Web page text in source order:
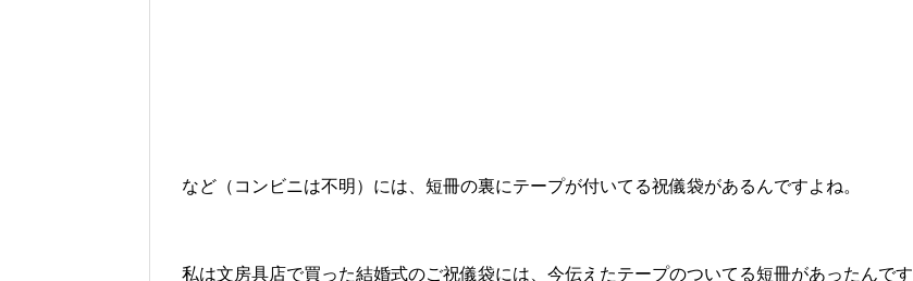
など（コンビニは不明）には、短冊の裏にテープが付いてる祝儀袋があるんですよね。
私は文房具店で買った結婚式のご祝儀袋には、今伝えたテープのついてる短冊があったんです